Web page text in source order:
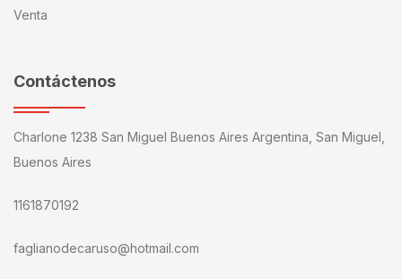
Venta
Contáctenos
Charlone 1238 San Miguel Buenos Aires Argentina, San Miguel,
Buenos Aires
1161870192
faglianodecaruso@hotmail.com